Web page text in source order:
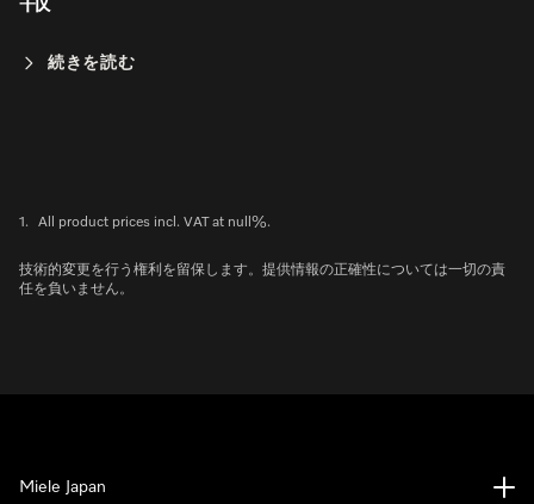
続きを読む
1. All product prices incl. VAT at null%.
技術的変更を行う権利を留保します。提供情報の正確性については一切の責
任を負いません。
Miele Japan